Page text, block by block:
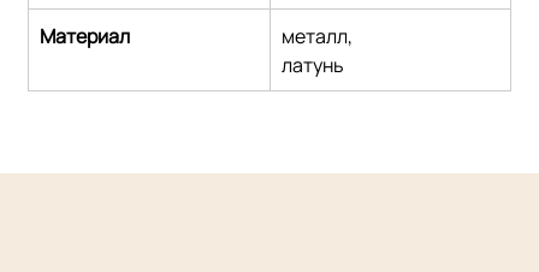
Материал
металл,
латунь